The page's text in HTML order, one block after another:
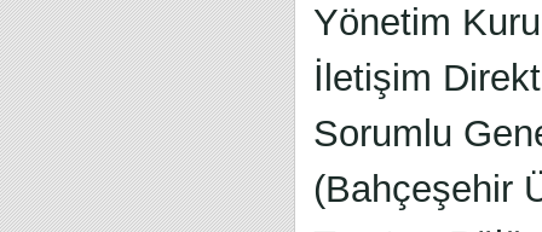
Yönetim
İletişim
Sorumlu
(Bahçeşehir